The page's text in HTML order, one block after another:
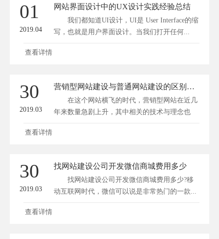
01
2019.04
网站界面设计中的UX设计实践经验总结
我们都知道UI设计，UI是 User Interface的缩
写，也就是用户界面设计。当我们打开任何...
查看详情
30
2019.03
营销型网站建设与普通网站建设的区别和优势介绍
在这个网站横飞的时代，营销型网站在近几
年来数量急剧上升，其中相关的技术与理念也
在...
查看详情
30
2019.03
找网站建设公司开发微信商城费用多少
找网站建设公司开发微信商城费用多少?移
动互联网时代，微信可以说是非常热门的一款...
查看详情